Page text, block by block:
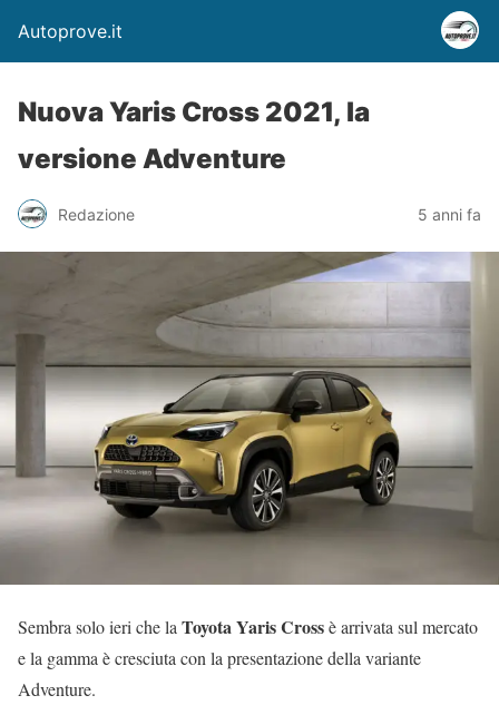
Autoprove.it
Nuova Yaris Cross 2021, la
versione Adventure
Redazione 5 anni fa
Sembra solo ieri che la Toyota Yaris Crossè arrivata sul mercato
e la gamma è cresciuta con la presentazione della variante
Adventure.